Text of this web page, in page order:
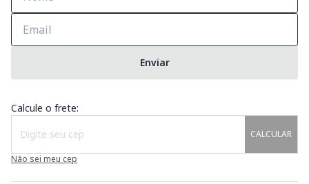
Enviar
Calcule o frete:
CALCULAR
Não sei meu cep